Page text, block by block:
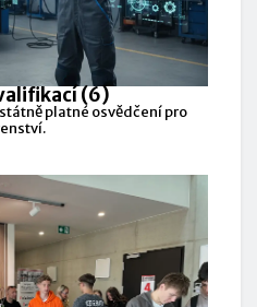
(6)
platné osvědčení pro